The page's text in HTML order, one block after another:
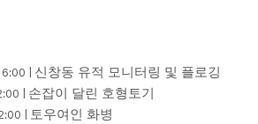
| 신창동 유적 모니터링 및 플로깅
| 손잡이 달린 호형토기
| 토우여인 화병